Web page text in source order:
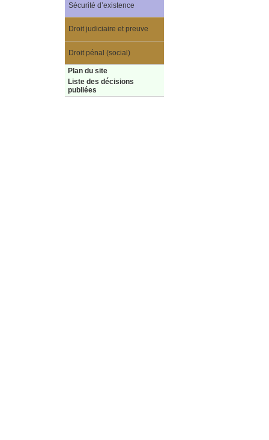
Sécurité d’existence
Droit judiciaire et preuve
Droit pénal (social)
Plan du site
Liste des décisions
publiées